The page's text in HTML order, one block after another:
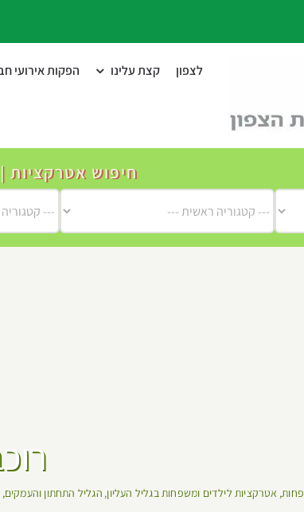
לצפון קצת עלינו הפקות אירועי
חיפוש אטרקציות
אטרקציות לילדים ומשפחות בגליל העליון הגליל התחתון והעמקים